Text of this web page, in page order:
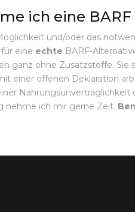
ich eine
und/oder das
eine echte BARF-
ganz ohne Zusatzstoffe.
einer offenen Deklaration
nehme ich mir gerne Zeit.